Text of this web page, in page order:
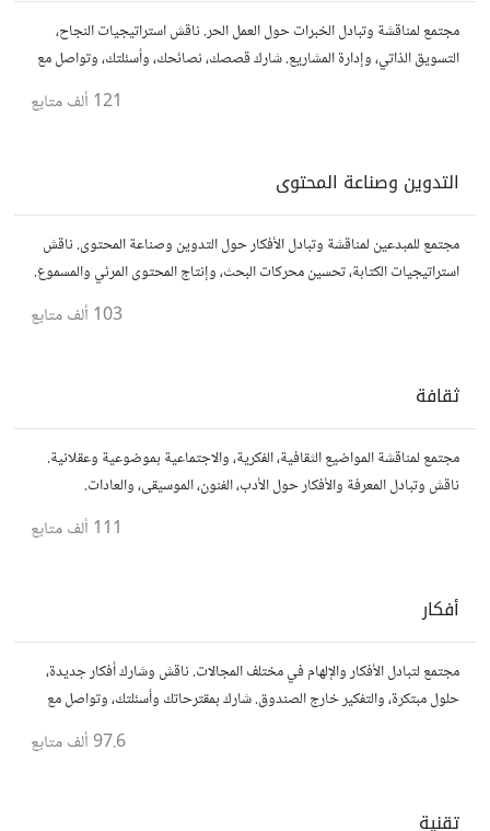
مجتمع لمناقشة وتبادل الخبرات حول العمل الحر. ناقش استراتيجيات النجاح،
التسويق الذاتي، وإدارة المشاريع. شارك قصصك، نصائحك، وأسئلتك، وتواصل مع
121 ألف متابع
التدوين وصناعة المحتوى
مجتمع للمبدعين لمناقشة وتبادل الأفكار حول التدوين وصناعة المحتوى. ناقش
استراتيجيات الكتابة، تحسين محركات البحث، وإنتاج المحتوى المرئي والمسموع.
103 ألف متابع
ثقافة
مجتمع لمناقشة المواضيع الثقافية، الفكرية، والاجتماعية بموضوعية وعقلانية.
ناقش وتبادل المعرفة والأفكار حول الأدب، الفنون، الموسيقى، والعادات.
111 ألف متابع
أفكار
مجتمع لتبادل الأفكار والإلهام في مختلف المجالات. ناقش وشارك أفكار جديدة،
حلول مبتكرة، والتفكير خارج الصندوق. شارك بمقترحاتك وأسئلتك، وتواصل مع
97.6 ألف متابع
تقنية